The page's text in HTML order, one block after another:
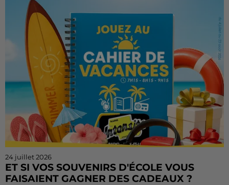
Vacances continue sur Radio Intensité ! Chaque
matin, de...
24 juillet 2026
ET SI VOS SOUVENIRS D'ÉCOLE VOUS
FAISAIENT GAGNER DES CADEAUX ?